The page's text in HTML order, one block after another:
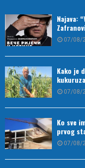
Najava:
07/08/
Kako je
kukuruza
07/08/
Ko sve
prvog
07/08/